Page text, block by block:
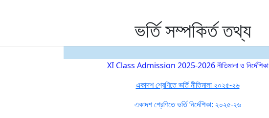
ভর্তি সম্পকির্ত তথ্য
XI Class Admission 2025-2026 নীতিমালা ও নির্দেশিকা
একাদশ শ্রেণিতে ভর্তি নীতিমালা ২০২৫-২৬
একাদশ শ্রেণিতে ভর্তি নির্দেশিকা: ২০২৫-২৬